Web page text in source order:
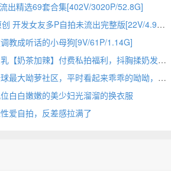
出精选69套合集[402V/3020P/52.8G]
【精品】91宁波情侣原创 开发女友多P自拍未流出完整版[22V/4.9G]
教成听话的小母狗[9V/61P/1.14G]
抖音福利！极品颜值巨乳【奶茶加辣】付费私拍福利，抖胸揉奶发骚勾引！[6V/4P/309M]
稀缺原创萝莉资源，全球最大呦萝社区，平时看起来乖乖的呦呦，其实私底下…超级反差呢～要不要来验证一下？
白白嫩嫩的美少妇光溜溜的换衣服
爱自拍，反差感拉满了